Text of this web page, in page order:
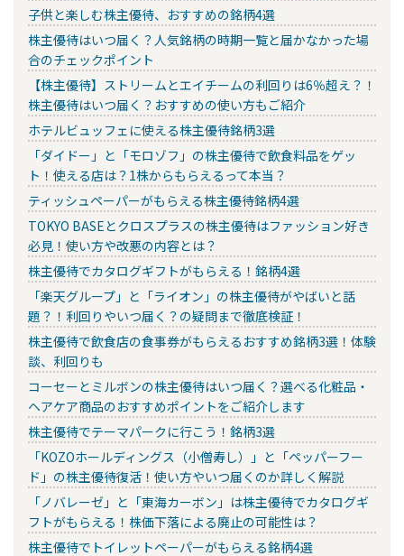
子供と楽しむ株主優待、おすすめの銘柄4選
株主優待はいつ届く？人気銘柄の時期一覧と届かなかった場
合のチェックポイント
【株主優待】ストリームとエイチームの利回りは6％超え？！
株主優待はいつ届く？おすすめの使い方もご紹介
ホテルビュッフェに使える株主優待銘柄3選
「ダイドー」と「モロゾフ」の株主優待で飲食料品をゲッ
ト！使える店は？1株からもらえるって本当？
ティッシュペーパーがもらえる株主優待銘柄4選
TOKYO BASEとクロスプラスの株主優待はファッション好き
必見！使い方や改悪の内容とは？
株主優待でカタログギフトがもらえる！銘柄4選
「楽天グループ」と「ライオン」の株主優待がやばいと話
題？！利回りやいつ届く？の疑問まで徹底検証！
株主優待で飲食店の食事券がもらえるおすすめ銘柄3選！体験
談、利回りも
コーセーとミルボンの株主優待はいつ届く？選べる化粧品・
ヘアケア商品のおすすめポイントをご紹介します
株主優待でテーマパークに行こう！銘柄3選
「KOZOホールディングス（小僧寿し）」と「ペッパーフー
ド」の株主優待復活！使い方やいつ届くのか詳しく解説
「ノバレーゼ」と「東海カーボン」は株主優待でカタログギ
フトがもらえる！株価下落による廃止の可能性は？
株主優待でトイレットペーパーがもらえる銘柄4選